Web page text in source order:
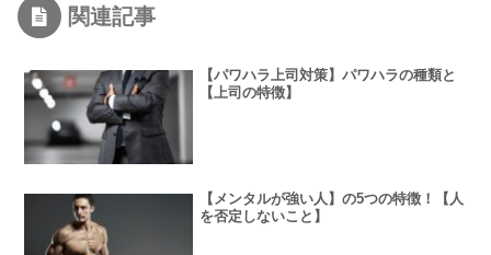
関連記事
【パワハラ上司対策】パワハラの種類と
【上司の特徴】
【メンタルが強い人】の5つの特徴！【人
を否定しないこと】